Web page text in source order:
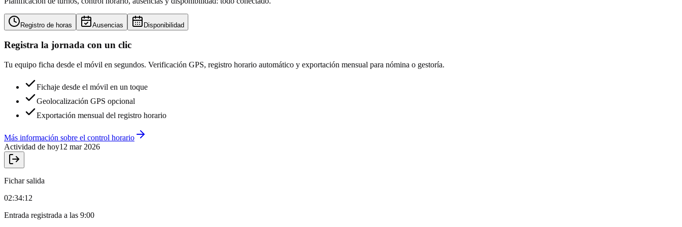
Registro de horas Ausencias Disponibilidad
Registra la jornada con un clic
Tu equipo ficha desde el móvil en segundos. Verificación GPS, registro horario automático y exportación mensual para nómina o gestoría.
Fichaje desde el móvil en un toque
Geolocalización GPS opcional
Exportación mensual del registro horario
Más información sobre el control horario
Actividad de hoy12 mar 2026
Fichar salida
02:34:12
Entrada registrada a las 9:00